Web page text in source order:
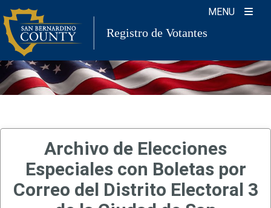
Skip
to
content
MENU
Registro de Votantes
Archivo de Elecciones
Especiales con Boletas por
Correo del Distrito Electoral 3